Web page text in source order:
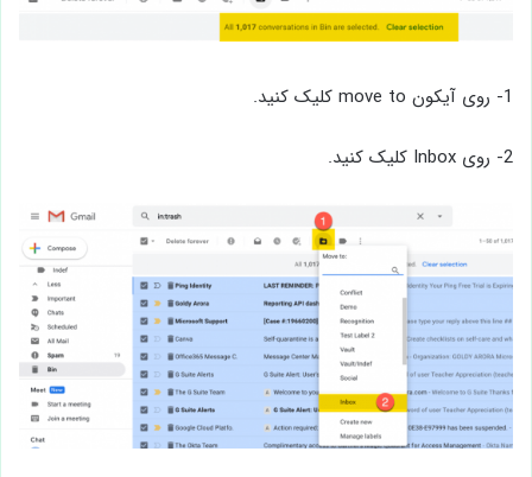
1- روی آیکون move to کلیک کنید.
2- روی Inbox کلیک کنید.